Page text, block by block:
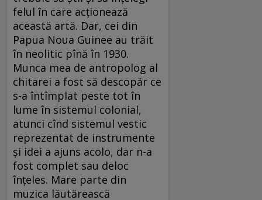
felul în care acţionează
această artă. Dar, cei din
Papua Noua Guinee au trăit
în neolitic pînă în 1930.
Munca mea de antropolog al
chitarei a fost să descopăr ce
s-a întîmplat peste tot în
lume în sistemul colonial,
atunci cînd sistemul vestic
reprezentat de instrumente
şi idei a ajuns acolo, dar n-a
fost complet sau deloc
înţeles. Mare parte din
muzica lăutărească